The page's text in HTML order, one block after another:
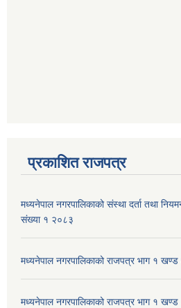
प्रकाशित राजपत्र
मध्यनेपाल नगरपालिकाको संस्था दर्ता तथा
संख्या १ २०८३
मध्यनेपाल नगरपालिकाको राजपत्र भाग १
मध्यनेपाल नगरपालिकाको राजपत्र भाग १